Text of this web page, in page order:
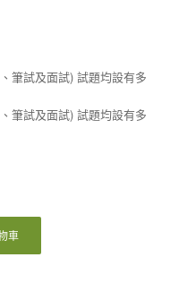
筆試及面試) 試題均設有多
筆試及面試) 試題均設有多
車